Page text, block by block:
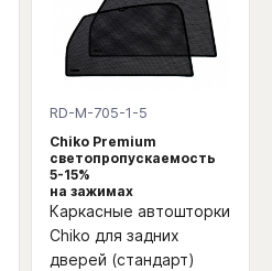
RD-M-705-1-5
Chiko Premium
светопропускаемость
5-15%
на зажимах
Каркасные автошторки
Chiko для задних
дверей (стандарт)